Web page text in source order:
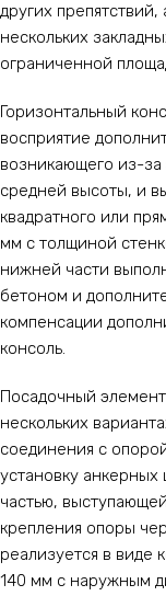
других
нескольких
ограниченной
Горизонтальный
восприятие
возникающего из-за
средней высоты, и
квадратного или
мм с толщиной
нижней части
бетоном и
компенсации
консоль.
Посадочный
нескольких
соединения с
установку
частью,
крепления опоры
реализуется в виде
140 мм с наружным